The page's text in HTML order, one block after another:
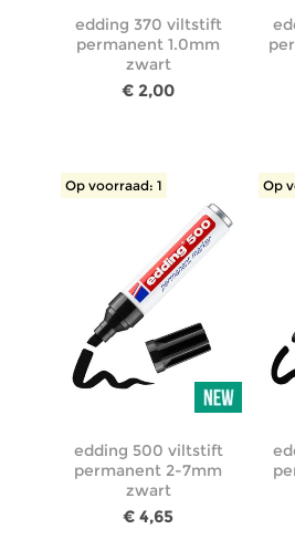
edding 370 viltstift
permanent 1.0mm
zwart
€ 2,00
Op voorraad: 1
edding 500 viltstift
permanent 2-7mm
zwart
€ 4,65
Op